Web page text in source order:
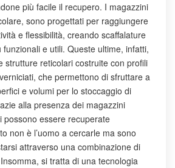
più facile il recupero. I magazzini
sono progettati per raggiungere
e flessibilità, creando scaffalature
e utili. Queste ultime, infatti,
strutture reticolari costruite con profili
che permettono di sfruttare a
e volumi per lo stoccaggio di
alla presenza dei magazzini
possono essere recuperate
non è l’uomo a cercarle ma sono
attraverso una combinazione di
si tratta di una tecnologia